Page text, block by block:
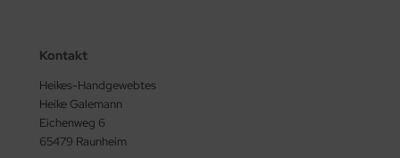
Kontakt
Heikes-Handgewebtes
Heike Galemann
Eichenweg 6
65479 Raunheim